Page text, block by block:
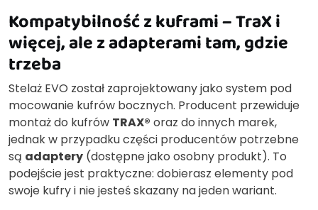
Kompatybilność z kuframi – TraX i
więcej, ale z adapterami tam, gdzie
trzeba
Stelaż EVO został zaprojektowany jako system pod
mocowanie kufrów bocznych. Producent przewiduje
montaż do kufrów TRAX® oraz do innych marek,
jednak w przypadku części producentów potrzebne
są adaptery (dostępne jako osobny produkt). To
podejście jest praktyczne: dobierasz elementy pod
swoje kufry i nie jesteś skazany na jeden wariant.